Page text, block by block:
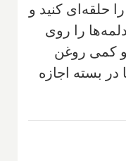
حلقه‌ای کنید و
را روی
كمی روغن
در بسته اجازه